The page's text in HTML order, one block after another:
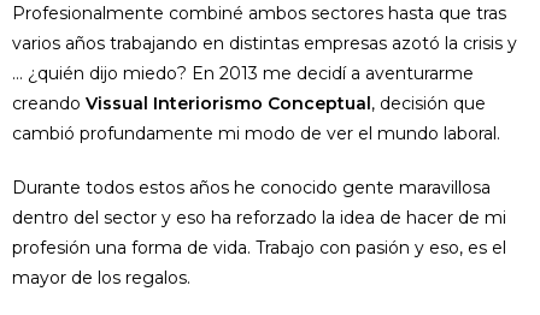
Profesionalmente combiné ambos sectores hasta que tras
varios años trabajando en distintas empresas azotó la crisis y
… ¿quién dijo miedo? En 2013 me decidí a aventurarme
creando Vissual Interiorismo Conceptual , decisión que
cambió profundamente mi modo de ver el mundo laboral.
Durante todos estos años he conocido gente maravillosa
dentro del sector y eso ha reforzado la idea de hacer de mi
profesión una forma de vida. Trabajo con pasión y eso, es el
mayor de los regalos.